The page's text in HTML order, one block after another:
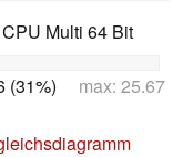
Multi 64 Bit
(31%) max: 25.67